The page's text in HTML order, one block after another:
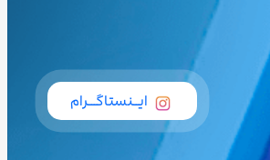
ایــنستاگـــرام